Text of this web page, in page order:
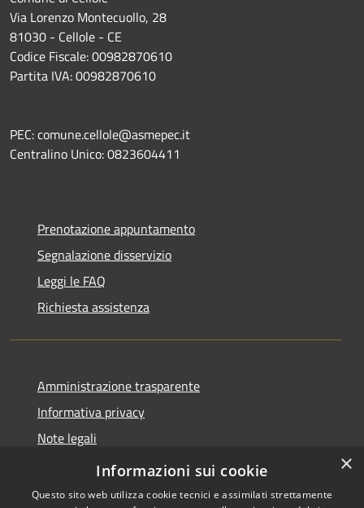
Via Lorenzo Montecuollo, 28
81030 - Cellole - CE
Codice Fiscale: 00982870610
Partita IVA: 00982870610
PEC: comune.cellole@asmepec.it
Centralino Unico: 0823604411
Prenotazione appuntamento
Segnalazione disservizio
Leggi le FAQ
Richiesta assistenza
Amministrazione trasparente
Informativa privacy
Note legali
Dichiarazione di accessibilità
×
Informazioni sui cookie
Questo sito web utilizza cookie tecnici e assimilati strettamente